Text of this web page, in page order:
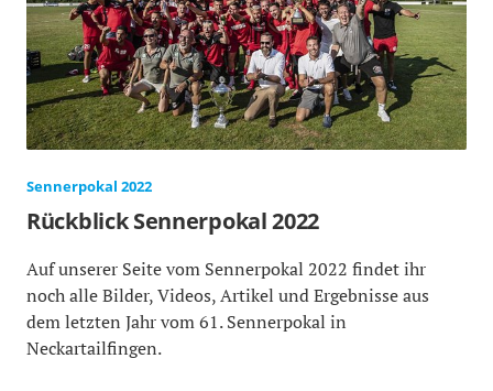
Sennerpokal 2022
Rückblick Sennerpokal 2022
Auf unserer Seite vom Sennerpokal 2022 findet ihr
noch alle Bilder, Videos, Artikel und Ergebnisse aus
dem letzten Jahr vom 61. Sennerpokal in
Neckartailfingen.